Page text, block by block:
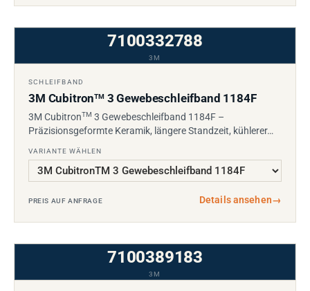
7100332788
3M
SCHLEIFBAND
3M CubitronTM3 Gewebeschleifband 1184F
3M CubitronTM 3 Gewebeschleifband 1184F –
Präzisionsgeformte Keramik, längere Standzeit, kühlerer…
VARIANTE WÄHLEN
PREIS AUF ANFRAGE Details ansehen→
7100389183
3M